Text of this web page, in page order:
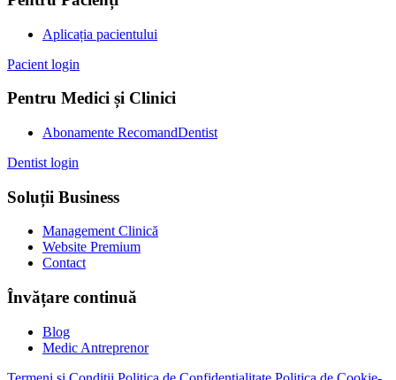
Aplicația pacientului
Pacient login
Pentru Medici și Clinici
Abonamente RecomandDentist
Dentist login
Soluții Business
Management Clinică
Website Premium
Contact
Învățare continuă
Blog
Medic Antreprenor